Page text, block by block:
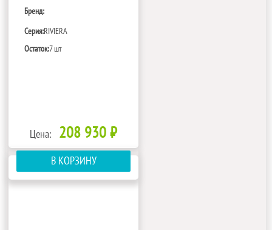
Бренд:
Серия:RIVIERA
Остаток:7 шт
Цена: 208 930 ₽
В КОРЗИНУ